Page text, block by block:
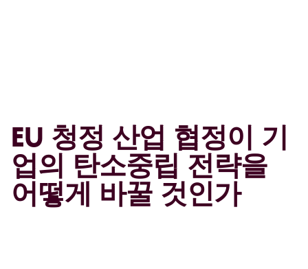
EU 청정 산업 협정이 기
업의 탄소중립 전략을
어떻게 바꿀 것인가